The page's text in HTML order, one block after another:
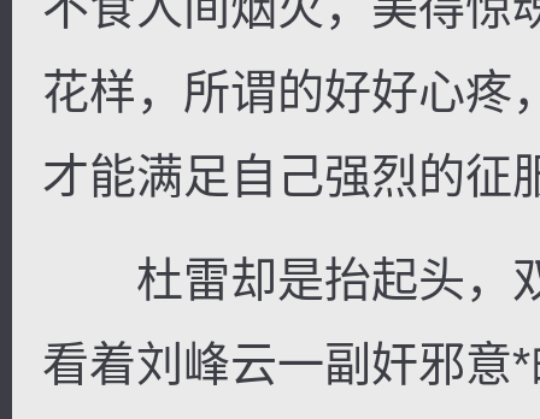
花样，所谓的好好心疼
才能满足自己强烈的征
杜雷却是抬起头，
看着刘峰云一副奸邪意